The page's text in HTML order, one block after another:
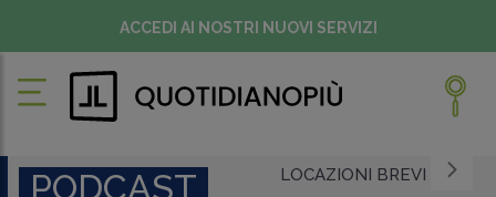
ACCEDI AI NOSTRI NUOVI SERVIZI
PODCAST LOCAZIONI BREVI